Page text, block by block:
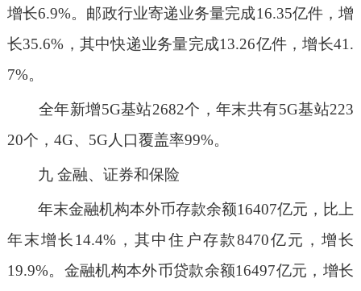
增长6.9%。邮政行业寄递业务量完成16.35亿件，增
长35.6%，其中快递业务量完成13.26亿件，增长41.
7%。
全年新增5G基站2682个，年末共有5G基站223
20个，4G、5G人口覆盖率99%。
九 金融、证券和保险
年末金融机构本外币存款余额16407亿元，比上
年末增长14.4%，其中住户存款8470亿元，增长
19.9%。金融机构本外币贷款余额16497亿元，增长